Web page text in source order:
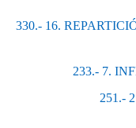
330.- 16.
233.- 7.
251.-